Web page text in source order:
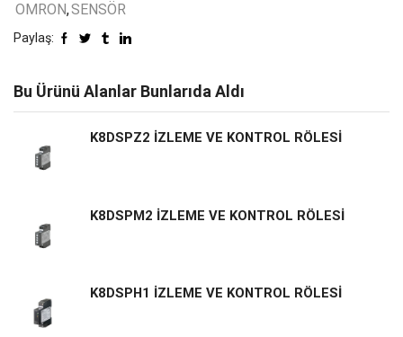
OMRON,SENSÖR
Paylaş:
Bu Ürünü Alanlar Bunlarıda Aldı
K8DSPZ2 İZLEME VE KONTROL RÖLESİ
K8DSPM2 İZLEME VE KONTROL RÖLESİ
K8DSPH1 İZLEME VE KONTROL RÖLESİ